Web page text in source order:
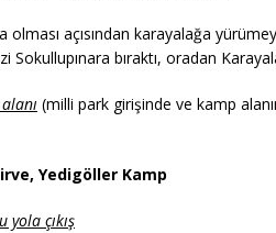
olması açısından karayalağa
Sokullupınara bıraktı, oradan
(milli park girişinde ve kamp
Yedigöller Kamp
çıkış